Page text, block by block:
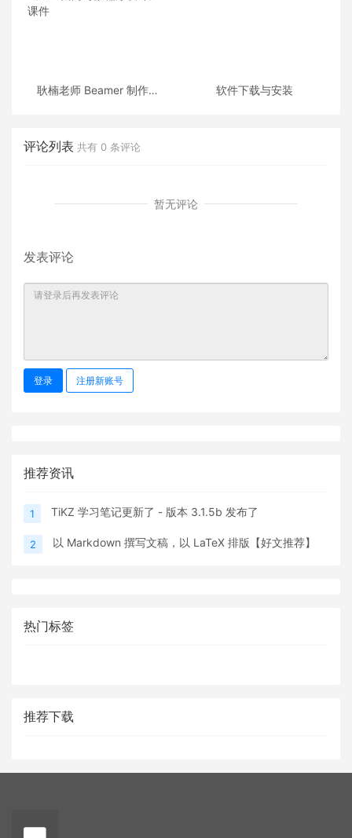
耿楠老师 Beamer 制作的
软件下载与安装
评论列表 共有 0 条评论
暂无评论
发表评论
登录 注册新账号
推荐资讯
1 TiKZ 学习笔记更新了 - 版本 3.1.5b 发布了
2 以 Markdown 撰写文稿，以 LaTeX 排版【好文推荐】
热门标签
推荐下载